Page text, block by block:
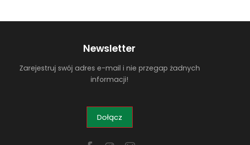
Newsletter
Zarejestruj swój adres e-mail i nie przegap żadnych
informacji!
Dołącz